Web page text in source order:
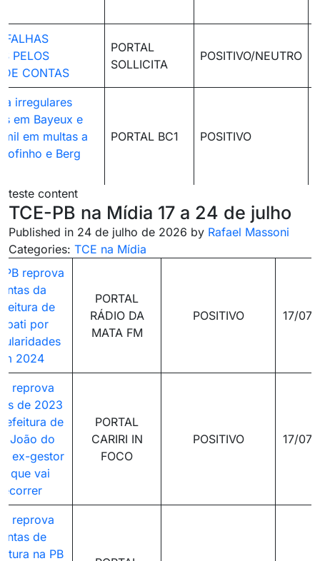
FALHAS
PELOS
CONTAS
PORTAL
SOLLICITA
POSITIVO/NEUTRO
irregulares
em Bayeux e
em multas a
e Berg
PORTAL BC1 POSITIVO
teste content
TCE-PB na Mídia 17 a 24 de julho
Published in 24 de julho de 2026 by Rafael Massoni
Categories: TCE na Mídia
PB reprova
da
de
por
2024
PORTAL
RÁDIO DA
MATA FM
POSITIVO 17/
reprova
de 2023
de
João do
ex-gestor
que vai
PORTAL
CARIRI IN
FOCO
POSITIVO 17/
reprova
de
na PB